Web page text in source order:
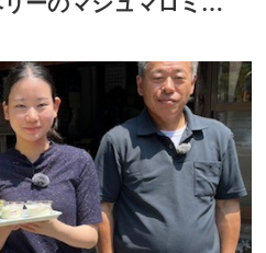
ッチン別府ちゃん～